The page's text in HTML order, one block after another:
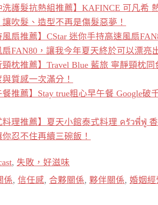
洗護髮抗熱組推薦】KAFINCE 可凡希
吹髮、造型不再是傷髮惡夢！
風扇推薦】CStar 迷你手持高速風扇
FAN80，讓我今年夏天終於可以漂亮
頸枕推薦】Travel Blue 藍旅 寧靜頸枕
質感一次滿分！
餐推薦】Stay true粗心早午餐 Google
料理推薦】夏天小館泰式料理 ครัวพี่ฟู่
忍不住再續三碗飯！
, 失敗，好滋味
係, 信任感, 合夥關係, 夥伴關係, 婚姻經